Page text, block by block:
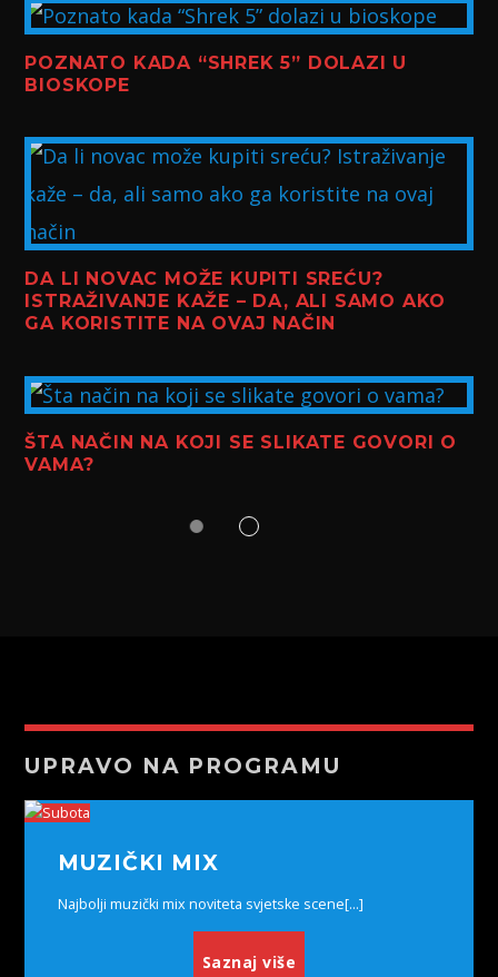
POZNATO KADA “SHREK 5” DOLAZI U
BIOSKOPE
DA LI NOVAC MOŽE KUPITI SREĆU?
ISTRAŽIVANJE KAŽE – DA, ALI SAMO AKO
GA KORISTITE NA OVAJ NAČIN
ŠTA NAČIN NA KOJI SE SLIKATE GOVORI O
VAMA?
UPRAVO NA PROGRAMU
MUZIČKI MIX
Najbolji muzički mix noviteta svjetske scene[...]
Saznaj više